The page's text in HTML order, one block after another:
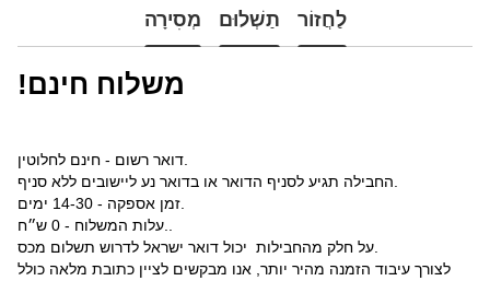
מְסִירָה תַשְׁלוּם לַחֲזוֹר
!משלוח חינם
לצורך עיבוד הזמנה מהיר יותר, אנו מבקשים לציין כתובת מלאה כולל